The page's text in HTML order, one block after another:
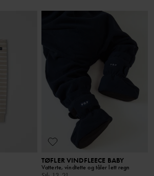
TØFLER VINDFLEECE BABY
Vatterte, vindtette og tåler lett regn